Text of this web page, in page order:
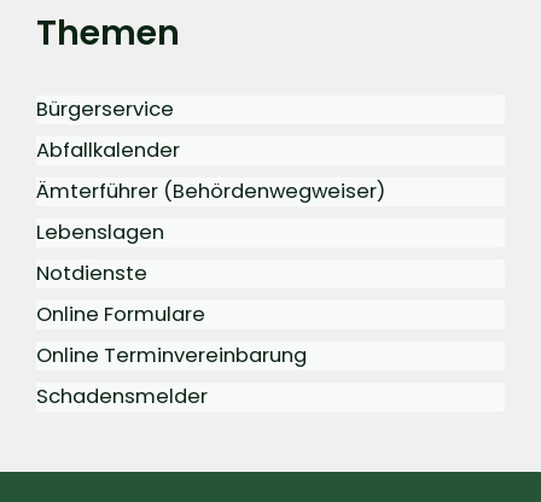
Themen
Bürgerservice
Abfallkalender
Ämterführer (Behördenwegweiser)
Lebenslagen
Notdienste
Online Formulare
Online Terminvereinbarung
Schadensmelder